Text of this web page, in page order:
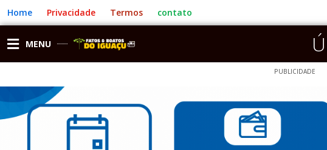
para
o
conteúdo
Home Privacidade Termos contato
MENU
PUBLICIDADE